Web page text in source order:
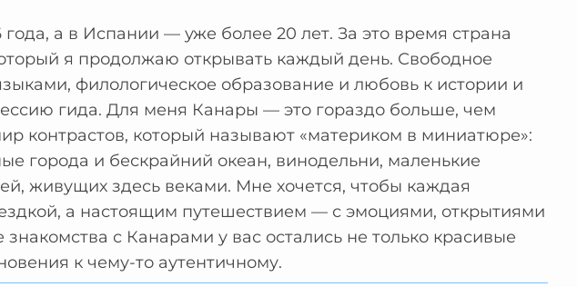
а в Испании — уже более 20 лет. За это время страна
я продолжаю открывать каждый день. Свободное
филологическое образование и любовь к истории и
гида. Для меня Канары — это гораздо больше, чем
контрастов, который называют «материком в миниатюре»:
города и бескрайний океан, винодельни, маленькие
живущих здесь веками. Мне хочется, чтобы каждая
а настоящим путешествием — с эмоциями, открытиями
с Канарами у вас остались не только красивые
к чему-то аутентичному.